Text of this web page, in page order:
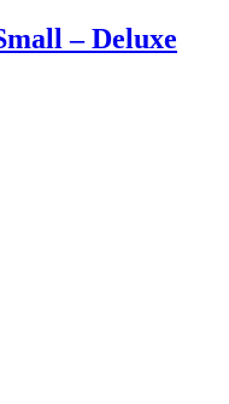
– Deluxe